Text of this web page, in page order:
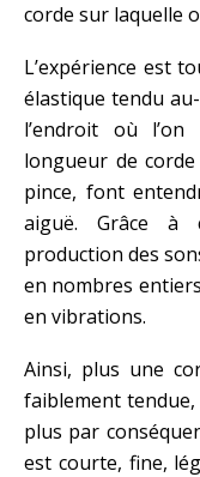
corde sur laquelle
L’expérience est
élastique tendu
l’endroit où
longueur de
pince, font
aiguë. Grâce à
production des
en nombres
en vibrations.
Ainsi, plus une
faiblement
plus par
est courte, fine,